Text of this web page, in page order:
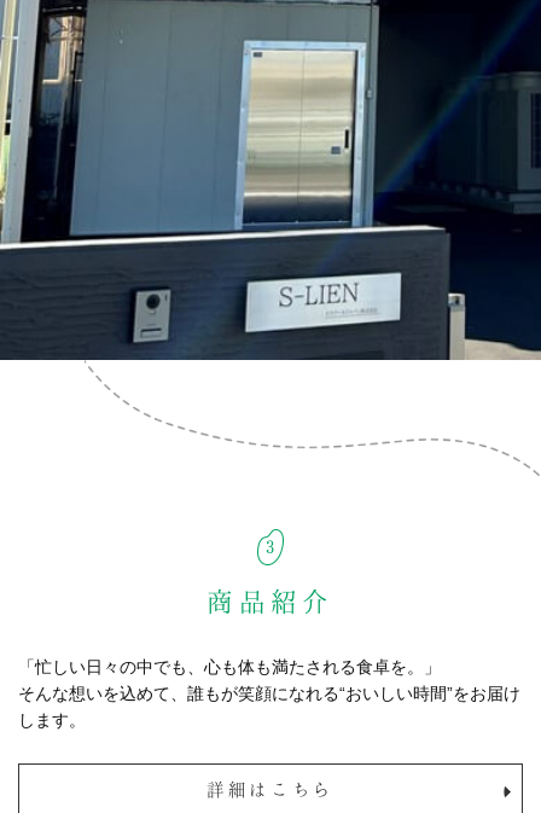
商品紹介
「忙しい日々の中でも、心も体も満たされる食卓を。」
そんな想いを込めて、誰もが笑顔になれる“おいしい時間”をお届け
します。
詳細はこちら